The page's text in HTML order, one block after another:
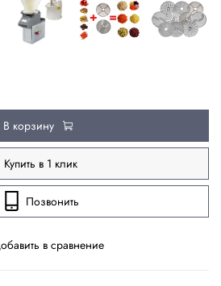
в сравнение
В корзину
Купить в 1 клик
Позвонить